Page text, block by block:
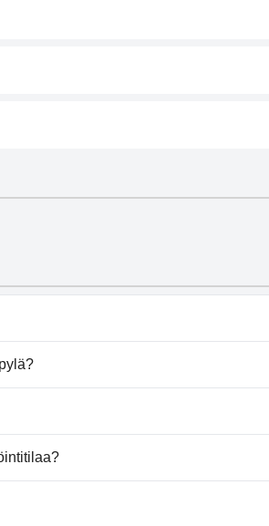
jotka kuuluvat yhteen tai
vastauksista.